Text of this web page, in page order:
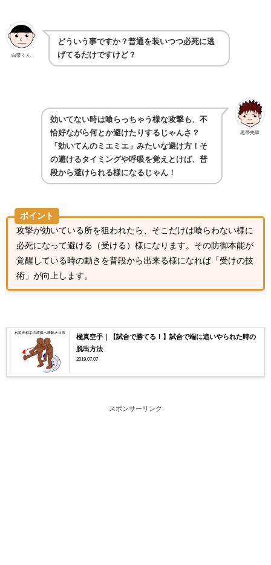
白帯くん
どういう事ですか？普通を装いつつ必死に逃
げてるだけですけど？
黒帯先輩
効いてない時は喰らっちゃう様な攻撃も、不
恰好ながら何とか避けたりするじゃんさ？
「効いてんのミエミエ」みたいな避け方！そ
の避けるタイミングや呼吸を覚えとけば、普
段から避けられる様になるじゃん！
ポイント
攻撃が効いている所を狙われたら、そこだけは喰らわない様に
必死になって避ける（受ける）様になります。その防御本能が
覚醒している時の動きを普段から出来る様になれば「受けの技
術」が向上します。
極真空手｜【試合で勝てる！】試合で端に追いやられた時の
脱出方法
2019.07.07
スポンサーリンク